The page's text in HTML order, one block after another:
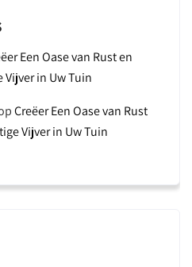
Een Oase van Rust en
Vijver in Uw Tuin
Creëer Een Oase van Rust
Vijver in Uw Tuin